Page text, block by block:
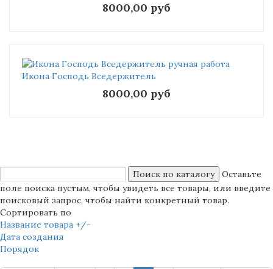
8000,00 руб
Икона Господь Вседержитель
8000,00 руб
Оставьте
поле поиска пустым, чтобы увидеть все товары, или введите
поисковый запрос, чтобы найти конкретный товар.
Сортировать по
Название товара +/-
Дата создания
Порядок